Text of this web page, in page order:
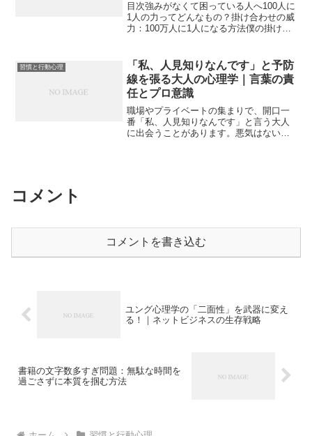
目次強みがなくて困っている人へ100人に
1人の力ってどんなもの？掛け合わせの威
力：100万人に1人になる方法僕の掛け合
がなくて困っている人へ「自分には強み
がない」「...
習慣と行動心理
「私、人見知りなんです」と予防
線を張る大人の心理学｜言葉の責
任とプロ意識
職場やプライベートの集まりで、開口一
番「私、人見知りなんです」と言う大人
に出会うことがあります。悪気はないの
コメント
コメントを書き込む
ユング心理学の「二面性」を武器に変え
る！｜ネットビジネスの生存戦略
書籍の文字数多すぎ問題：無駄な時間を
過ごさずに本質を掴む方法